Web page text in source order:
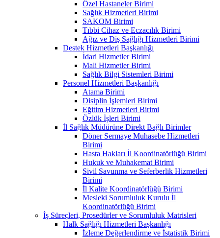
Özel Hastaneler Birimi
Sağlık Hizmetleri Birimi
SAKOM Birimi
Tıbbi Cihaz ve Eczacılık Birimi
Ağız ve Diş Sağlığı Hizmetleri Birimi
Destek Hizmetleri Başkanlığı
İdari Hizmetler Birimi
Mali Hizmetler Birimi
Sağlık Bilgi Sistemleri Birimi
Personel Hizmetleri Başkanlığı
Atama Birimi
Disiplin İşlemleri Birimi
Eğitim Hizmetleri Birimi
Özlük İşleri Birimi
İl Sağlık Müdürüne Direkt Bağlı Birimler
Döner Sermaye Muhasebe Hizmetleri
Birimi
Hasta Hakları İl Koordinatörlüğü Birimi
Hukuk ve Muhakemat Birimi
Sivil Savunma ve Seferberlik Hizmetleri
Birimi
İl Kalite Koordinatörlüğü Birimi
Mesleki Sorumluluk Kurulu İl
Koordinatörlüğü Birimi
İş Süreçleri, Prosedürler ve Sorumluluk Matrisleri
Halk Sağlığı Hizmetleri Başkanlığı
İzleme Değerlendirme ve İstatistik Birimi